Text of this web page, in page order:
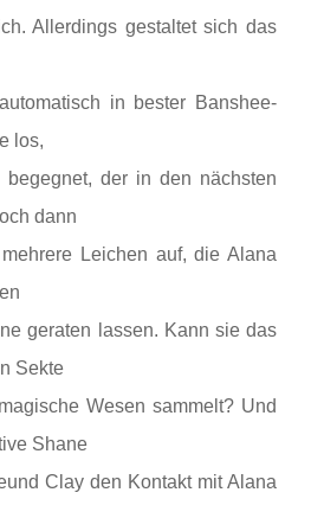
Allerdings gestaltet sich das
in bester Banshee-
los,
der in den nächsten
dann
Leichen auf, die Alana
geraten lassen. Kann sie das
Sekte
Wesen sammelt? Und
Shane
Clay den Kontakt mit Alana